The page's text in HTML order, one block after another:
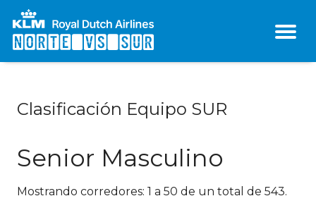
Clasificación Equipo SUR
Senior Masculino
Mostrando corredores: 1 a 50 de un total de 543.